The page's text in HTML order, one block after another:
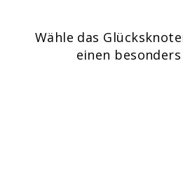
Wähle das
einen